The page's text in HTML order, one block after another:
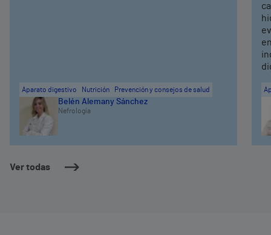
Ver todas
Aparato digestivo Nutrición Prevención y consejos de salud
Belén Alemany Sánchez
Nefrología